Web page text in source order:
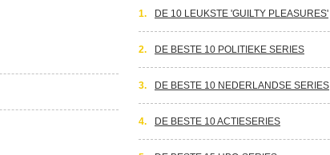
1. DE 10 LEUKSTE 'GUILTY PLEASURES'
2. DE BESTE 10 POLITIEKE SERIES
3. DE BESTE 10 NEDERLANDSE SERIES
4. DE BESTE 10 ACTIESERIES